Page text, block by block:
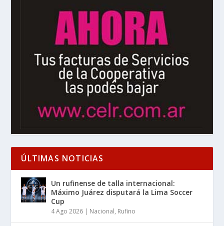
ÚLTIMAS NOTICIAS
Un rufinense de talla internacional:
Máximo Juárez disputará la Lima Soccer
Cup
4 Ago 2026 | Nacional, Rufino